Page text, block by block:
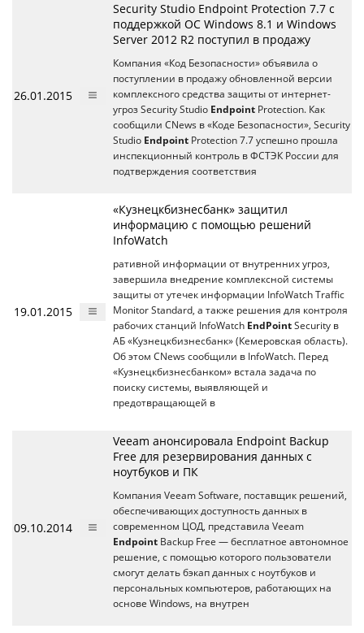
26.01.2015
Security Studio Endpoint Protection 7.7 с
поддержкой ОС Windows 8.1 и Windows
Server 2012 R2 поступил в продажу
Компания «Код Безопасности» объявила о
поступлении в продажу обновленной версии
комплексного средства защиты от интернет-
угроз Security Studio Endpoint Protection. Как
сообщили CNews в «Коде Безопасности», Security
Studio Endpoint Protection 7.7 успешно прошла
инспекционный контроль в ФСТЭК России для
подтверждения соответствия
19.01.2015
«Кузнецкбизнесбанк» защитил
информацию с помощью решений
InfoWatch
ративной информации от внутренних угроз,
завершила внедрение комплексной системы
защиты от утечек информации InfoWatch Traffic
Monitor Standard, а также решения для контроля
рабочих станций InfoWatch EndPoint Security в
АБ «Кузнецкбизнесбанк» (Кемеровская область).
Об этом CNews сообщили в InfoWatch. Перед
«Кузнецкбизнесбанком» встала задача по
поиску системы, выявляющей и
предотвращающей в
09.10.2014
Veeam анонсировала Endpoint Backup
Free для резервирования данных с
ноутбуков и ПК
Компания Veeam Software, поставщик решений,
обеспечивающих доступность данных в
современном ЦОД, представила Veeam
Endpoint Backup Free — бесплатное автономное
решение, с помощью которого пользователи
смогут делать бэкап данных с ноутбуков и
персональных компьютеров, работающих на
основе Windows, на внутрен